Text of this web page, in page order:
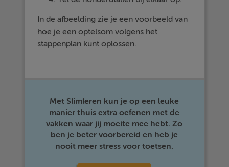
In de afbeelding zie je een voorbeeld van
hoe je een optelsom volgens het
stappenplan kunt oplossen.
Met Slimleren kun je op een leuke
manier thuis extra oefenen met de
vakken waar jij moeite mee hebt. Zo
ben je beter voorbereid en heb je
nooit meer stress voor toetsen.